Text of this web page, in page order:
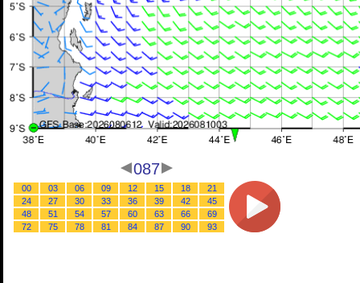
087
00 03 06 09 12 15 18
21
24
27 30 33 36 39 42
45
48
51 54 57 60 63 66
69
72
75 78 81 84 87 90 93